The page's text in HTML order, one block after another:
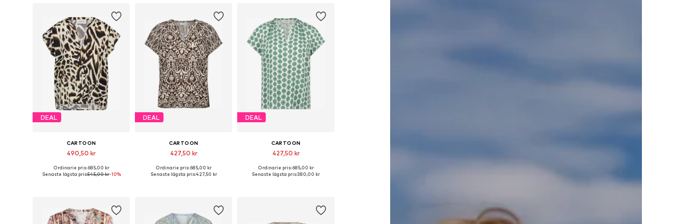
DEAL
CARTOON
490,50 kr
Tillgänglig i många storlekar
Ordinarie pris: 685,00 kr
Senaste lägsta pris:545,00 kr-10%
DEAL
CARTOON
427,50 kr
Tillgängliga storlekar: XS, S, M, L
Ordinarie pris: 685,00 kr
Senaste lägsta pris:427,50 kr
DEAL
CARTOON
427,50 kr
Tillgängliga storlekar: XS, S, M, L
Ordinarie pris: 685,00 kr
Senaste lägsta pris:380,00 kr